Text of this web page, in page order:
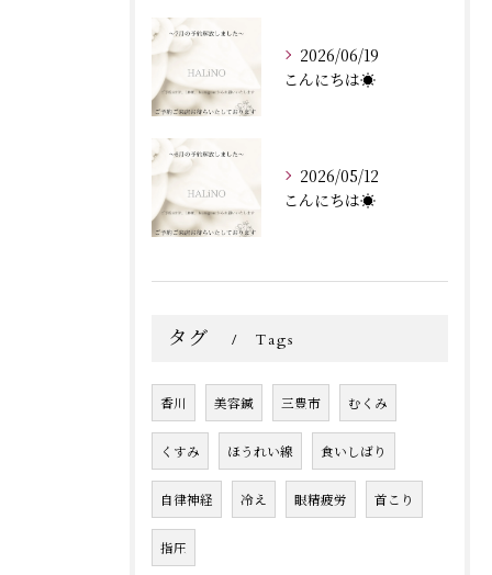
2026/06/19
こんにちは☀️
2026/05/12
こんにちは☀️
タグ Tags
香川 美容鍼 三豊市 むくみ
くすみ ほうれい線 食いしばり
自律神経 冷え 眼精疲労 首こり
指圧